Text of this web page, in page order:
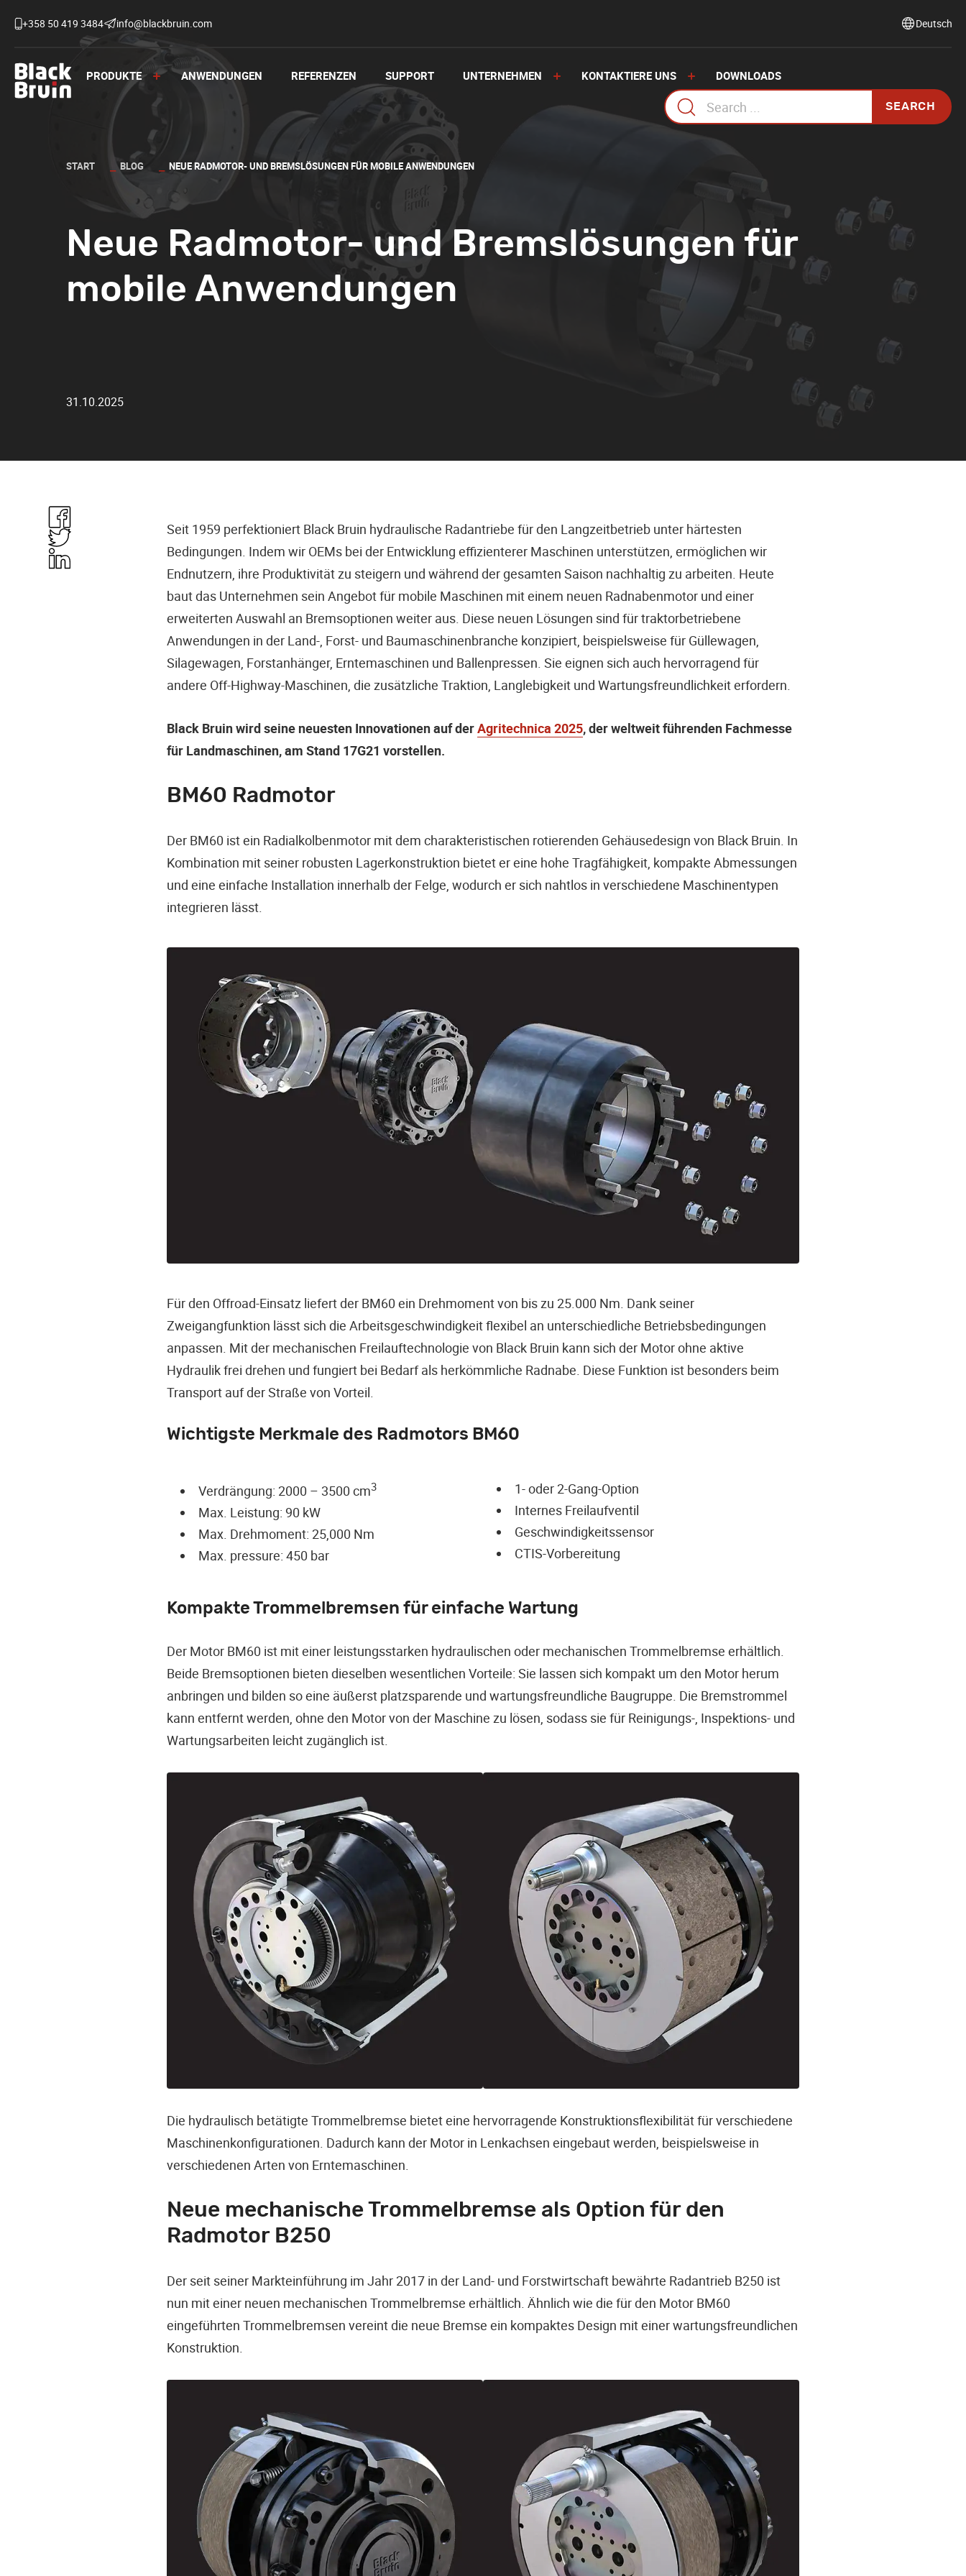
to +358 50 419 3484 info@blackbruin.com
Select
Black Bruin PRODUKTE ANWENDUNGEN REFERENZEN SUPPORT UNTERNEHMEN KONTAKTIERE UNS DOWNLOADS
Search
for:
START BLOG NEUE RADMOTOR- UND BREMSLÖSUNGEN FÜR MOBILE ANWENDUNGEN
Neue Radmotor- und Bremslösungen für
mobile Anwendungen
31.10.2025
Share
in
Facebook
Share
in
Share
Seit 1959 perfektioniert Black Bruin hydraulische Radantriebe für den Langzeitbetrieb unter härtesten
Bedingungen. Indem wir OEMs bei der Entwicklung effizienterer Maschinen unterstützen, ermöglichen wir
Endnutzern, ihre Produktivität zu steigern und während der gesamten Saison nachhaltig zu arbeiten. Heute
baut das Unternehmen sein Angebot für mobile Maschinen mit einem neuen Radnabenmotor und einer
erweiterten Auswahl an Bremsoptionen weiter aus. Diese neuen Lösungen sind für traktorbetriebene
Anwendungen in der Land-, Forst- und Baumaschinenbranche konzipiert, beispielsweise für Güllewagen,
Silagewagen, Forstanhänger, Erntemaschinen und Ballenpressen. Sie eignen sich auch hervorragend für
andere Off-Highway-Maschinen, die zusätzliche Traktion, Langlebigkeit und Wartungsfreundlichkeit erfordern.
Black Bruin wird seine neuesten Innovationen auf derAgritechnica 2025, der weltweit führenden Fachmesse
für Landmaschinen, am Stand 17G21 vorstellen.
BM60 Radmotor
Der BM60 ist ein Radialkolbenmotor mit dem charakteristischen rotierenden Gehäusedesign von Black Bruin. In
Kombination mit seiner robusten Lagerkonstruktion bietet er eine hohe Tragfähigkeit, kompakte Abmessungen
und eine einfache Installation innerhalb der Felge, wodurch er sich nahtlos in verschiedene Maschinentypen
integrieren lässt.
Für den Offroad-Einsatz liefert der BM60 ein Drehmoment von bis zu 25.000 Nm. Dank seiner
Zweigangfunktion lässt sich die Arbeitsgeschwindigkeit flexibel an unterschiedliche Betriebsbedingungen
anpassen. Mit der mechanischen Freilauftechnologie von Black Bruin kann sich der Motor ohne aktive
Hydraulik frei drehen und fungiert bei Bedarf als herkömmliche Radnabe. Diese Funktion ist besonders beim
Transport auf der Straße von Vorteil.
Wichtigste Merkmale des Radmotors BM60
Verdrängung: 2000 – 3500 cm3
Max. Leistung: 90 kW
Max. Drehmoment: 25,000 Nm
Max. pressure: 450 bar
1- oder 2-Gang-Option
Internes Freilaufventil
Geschwindigkeitssensor
CTIS-Vorbereitung
Kompakte Trommelbremsen für einfache Wartung
Der Motor BM60 ist mit einer leistungsstarken hydraulischen oder mechanischen Trommelbremse erhältlich.
Beide Bremsoptionen bieten dieselben wesentlichen Vorteile: Sie lassen sich kompakt um den Motor herum
anbringen und bilden so eine äußerst platzsparende und wartungsfreundliche Baugruppe. Die Bremstrommel
kann entfernt werden, ohne den Motor von der Maschine zu lösen, sodass sie für Reinigungs-, Inspektions- und
Wartungsarbeiten leicht zugänglich ist.
Die hydraulisch betätigte Trommelbremse bietet eine hervorragende Konstruktionsflexibilität für verschiedene
Maschinenkonfigurationen. Dadurch kann der Motor in Lenkachsen eingebaut werden, beispielsweise in
verschiedenen Arten von Erntemaschinen.
Neue mechanische Trommelbremse als Option für den
Radmotor B250
Der seit seiner Markteinführung im Jahr 2017 in der Land- und Forstwirtschaft bewährte Radantrieb B250 ist
nun mit einer neuen mechanischen Trommelbremse erhältlich. Ähnlich wie die für den Motor BM60
eingeführten Trommelbremsen vereint die neue Bremse ein kompaktes Design mit einer wartungsfreundlichen
Konstruktion.